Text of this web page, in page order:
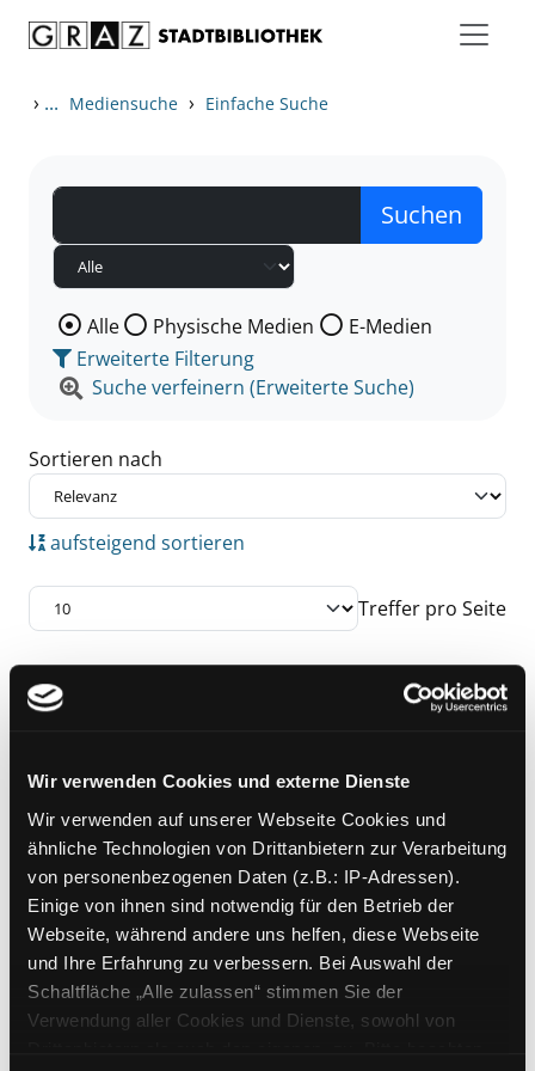
Wir verwenden Cookies und externe Dienste
Wir verwenden auf unserer Webseite Cookies und
ähnliche Technologien von Drittanbietern zur Verarbeitung
von personenbezogenen Daten (z.B.: IP-Adressen).
Einige von ihnen sind notwendig für den Betrieb der
Webseite, während andere uns helfen, diese Webseite
und Ihre Erfahrung zu verbessern. Bei Auswahl der
Schaltfläche „Alle zulassen“ stimmen Sie der
Verwendung aller Cookies und Dienste, sowohl von
› ... Mediensuche › Einfache Suche
Wählen Sie die Medienart nach der Sie suchen wollen.
Alle Physische Medien
E-Medien
Erweiterte Filterung
Suche verfeinern (Erweiterte Suche)
Sortieren nach
aufsteigend sortieren
Treffer pro Seite
Suchergebnis
Zu den Suchfiltern springen
Exemplar-Details von Der Lehrer-Coach
Klasse 1-13. Praxiserprobte Tipps
für den Lehreralltag
Verfasser:Unruh, Thomas Suche nach
Jahr:2013
Verlag:Horneburg, Persen
Reihe:GuterUnterricht
Zu den Suchfiltern springen
Sortieren nach